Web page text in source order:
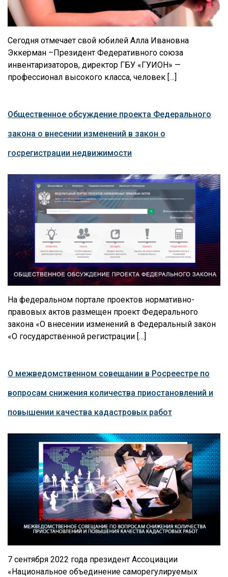
Сегодня отмечает свой юбилей Алла Ивановна
Эккерман –Президент Федеративного союза
инвентаризаторов, директор ГБУ «ГУИОН» —
профессионал высокого класса, человек […]
Общественное обсуждение проекта Федерального
закона о внесении изменений в закон о
госрегистрации недвижимости
На федеральном портале проектов нормативно-
правовых актов размещен проект Федерального
закона «О внесении изменений в Федеральный закон
‎«О государственной регистрации […]
О межведомственном совещании в Росреестре по
вопросам снижения количества приостановлений и
повышении качества кадастровых работ
7 сентября 2022 года президент Ассоциации
«Национальное объединение саморегулируемых